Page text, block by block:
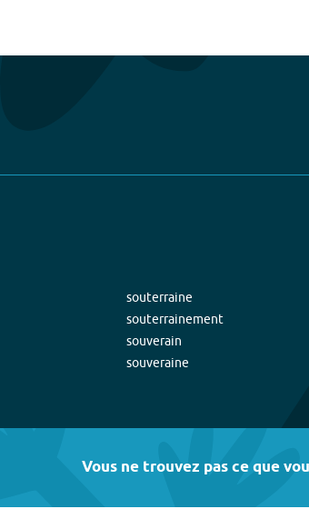
souterraine
souterrainement
souverain
souveraine
Vous ne trouvez pas ce que